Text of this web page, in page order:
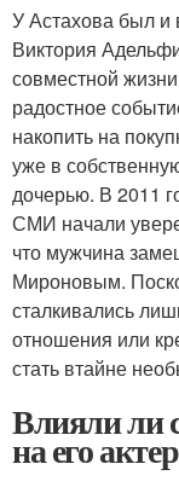
У Астахова был и
Виктория
совместной
радостное
накопить на
уже в
дочерью. В 2011
СМИ начали
что мужчина
Мироновым.
сталкивались
отношения или
стать втайне
Влияли ли
на его